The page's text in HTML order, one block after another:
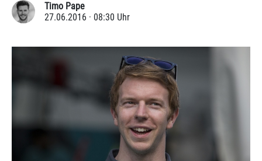
Timo Pape
27.06.2016 · 08:30 Uhr